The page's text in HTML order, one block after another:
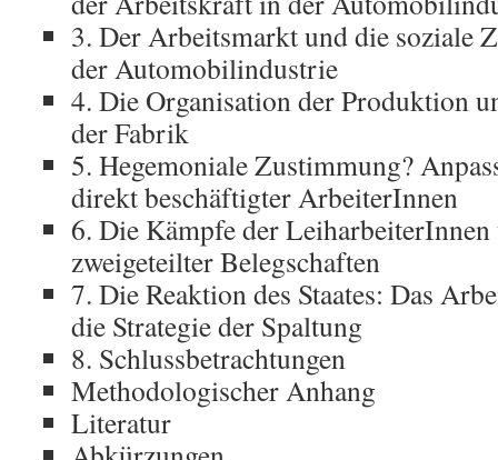
3. Der Arbeitsmarkt und die soziale
der Automobilindustrie
4. Die Organisation der Produktion
der Fabrik
5. Hegemoniale Zustimmung?
direkt beschäftigter ArbeiterInnen
6. Die Kämpfe der LeiharbeiterInnen
zweigeteilter Belegschaften
7. Die Reaktion des Staates: Das
die Strategie der Spaltung
8. Schlussbetrachtungen
Methodologischer Anhang
Literatur